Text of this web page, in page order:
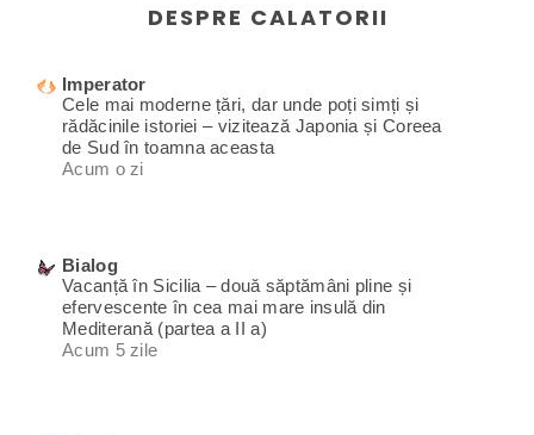
DESPRE CALATORII
Imperator
Cele mai moderne țări, dar unde poți simți și
rădăcinile istoriei – vizitează Japonia și Coreea
de Sud în toamna aceasta
Acum o zi
Bialog
Vacanță în Sicilia – două săptămâni pline și
efervescente în cea mai mare insulă din
Mediterană (partea a II a)
Acum 5 zile